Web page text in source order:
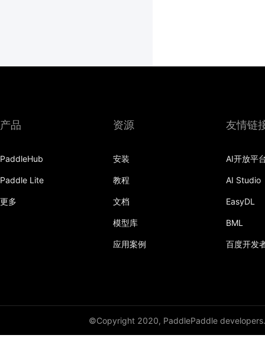
产品
PaddleHub
Paddle Lite
更多
资源
安装
教程
文档
模型库
应用案例
友情链
AI开放平
AI Studio
EasyDL
BML
百度开发
©Copyright 2020, PaddlePaddle developers.